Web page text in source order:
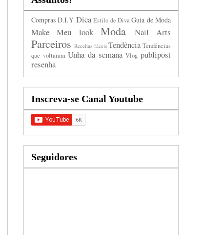
Compras D.I.Y Dica Estilo de DivaGuia de Moda
Make Meu look Moda Nail Arts
Parceiros Receitas fáceis Tendência Tendências
que voltaram Unha da semana Vlog publipost
resenha
Inscreva-se Canal Youtube
Seguidores